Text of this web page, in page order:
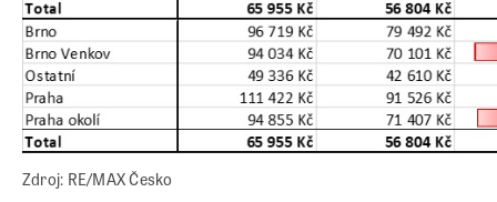
Zdroj: RE/MAX Česko